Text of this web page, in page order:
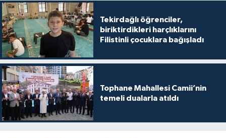
Tekirdağlı öğrenciler,
biriktirdikleri harçlıklarını
Filistinli çocuklara bağışladı
Tophane Mahallesi Camii’nin
temeli dualarla atıldı
Niğde Müftülüğü
Ordu Müftülüğü
Osmaniye Müftülüğü
Rize Müftülüğü